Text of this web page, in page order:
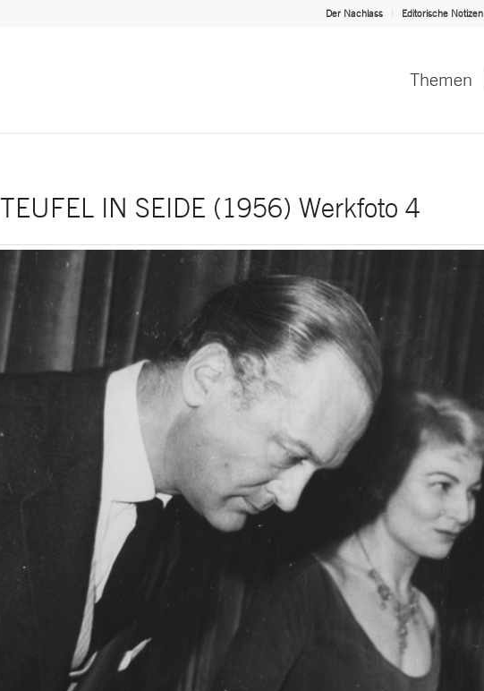
Der Nachlass Editorische Notizen
Themen
TEUFEL IN SEIDE (1956) Werkfoto 4